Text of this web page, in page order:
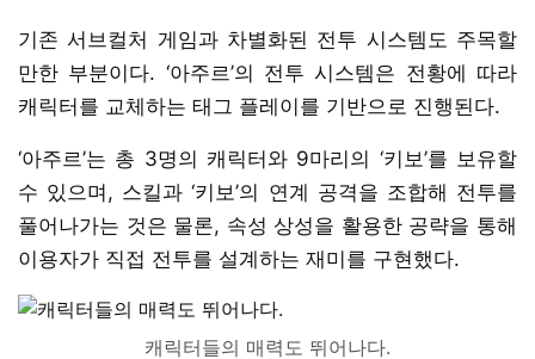
기존 서브컬처 게임과 차별화된 전투 시스템도 주목할
만한 부분이다. ‘아주르’의 전투 시스템은 전황에 따라
캐릭터를 교체하는 태그 플레이를 기반으로 진행된다.
‘아주르’는 총 3명의 캐릭터와 9마리의 ‘키보’를 보유할
수 있으며, 스킬과 ‘키보’의 연계 공격을 조합해 전투를
풀어나가는 것은 물론, 속성 상성을 활용한 공략을 통해
이용자가 직접 전투를 설계하는 재미를 구현했다.
캐릭터들의 매력도 뛰어나다.